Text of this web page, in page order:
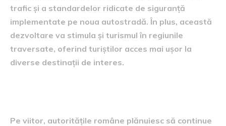
trafic și a standardelor ridicate de siguranță
implementate pe noua autostradă. În plus, această
dezvoltare va stimula și turismul în regiunile
traversate, oferind turiștilor acces mai ușor la
diverse destinații de interes.
Pe viitor, autoritățile române plănuiesc să continue